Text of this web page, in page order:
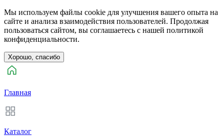
Мы используем файлы cookie для улучшения вашего опыта на
сайте и анализа взаимодействия пользователей. Продолжая
пользоваться сайтом, вы соглашаетесь с нашей политикой
конфиденциальности.
Хорошо, спасибо
Главная
Каталог